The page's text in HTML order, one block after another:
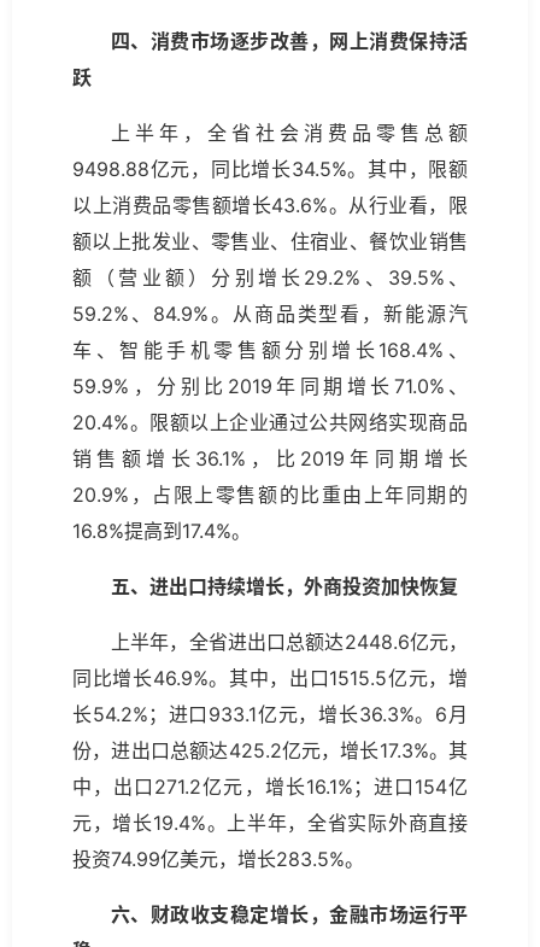
四、消费市场逐步改善，网上消费保持活
跃
上半年，全省社会消费品零售总额
9498.88亿元，同比增长34.5%。其中，限额
以上消费品零售额增长43.6%。从行业看，限
额以上批发业、零售业、住宿业、餐饮业销售
额（营业额）分别增长29.2%、39.5%、
59.2%、84.9%。从商品类型看，新能源汽
车、智能手机零售额分别增长168.4%、
59.9%，分别比2019年同期增长71.0%、
20.4%。限额以上企业通过公共网络实现商品
销售额增长36.1%，比2019年同期增长
20.9%，占限上零售额的比重由上年同期的
16.8%提高到17.4%。
五、进出口持续增长，外商投资加快恢复
上半年，全省进出口总额达2448.6亿元，
同比增长46.9%。其中，出口1515.5亿元，增
长54.2%；进口933.1亿元，增长36.3%。6月
份，进出口总额达425.2亿元，增长17.3%。其
中，出口271.2亿元，增长16.1%；进口154亿
元，增长19.4%。上半年，全省实际外商直接
投资74.99亿美元，增长283.5%。
六、财政收支稳定增长，金融市场运行平